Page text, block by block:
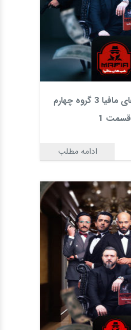
دانلود شب های مافیا 3 گروه چهارم
قسمت 1
ادامه مطلب